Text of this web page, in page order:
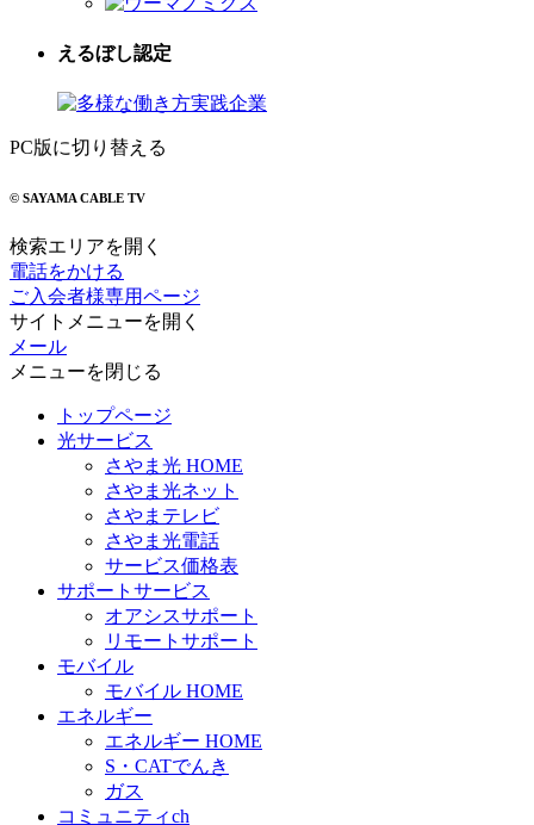
えるぼし認定
PC版に切り替える
© SAYAMA CABLE TV
検索エリアを開く
電話をかける
ご入会者様専用ページ
サイトメニューを開く
メール
メニューを閉じる
トップページ
光サービス
さやま光 HOME
さやま光ネット
さやまテレビ
さやま光電話
サービス価格表
サポートサービス
オアシスサポート
リモートサポート
モバイル
モバイル HOME
エネルギー
エネルギー HOME
S・CATでんき
ガス
コミュニティch